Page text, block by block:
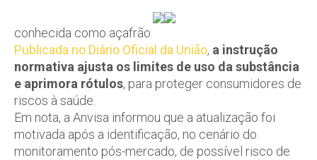
conhecida como açafrão.
Publicada no Diário Oficial da União, a instrução
normativa ajusta os limites de uso da substância
e aprimora rótulos, para proteger consumidores de
riscos à saúde.
Em nota, a Anvisa informou que a atualização foi
motivada após a identificação, no cenário do
monitoramento pós-mercado, de possível risco de